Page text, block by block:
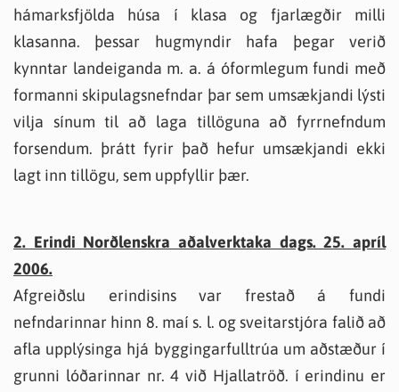
hámarksfjölda húsa í klasa og fjarlægðir milli
klasanna. þessar hugmyndir hafa þegar verið
kynntar landeiganda m. a. á óformlegum fundi með
formanni skipulagsnefndar þar sem umsækjandi lýsti
vilja sínum til að laga tillöguna að fyrrnefndum
forsendum. þrátt fyrir það hefur umsækjandi ekki
lagt inn tillögu, sem uppfyllir þær.
2. Erindi Norðlenskra aðalverktaka dags. 25. apríl
2006.
Afgreiðslu erindisins var frestað á fundi
nefndarinnar hinn 8. maí s. l. og sveitarstjóra falið að
afla upplýsinga hjá byggingarfulltrúa um aðstæður í
grunni lóðarinnar nr. 4 við Hjallatröð. í erindinu er